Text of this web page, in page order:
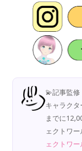
💫記事監修
キャラク
までに
ェクトワ
ェクトワ